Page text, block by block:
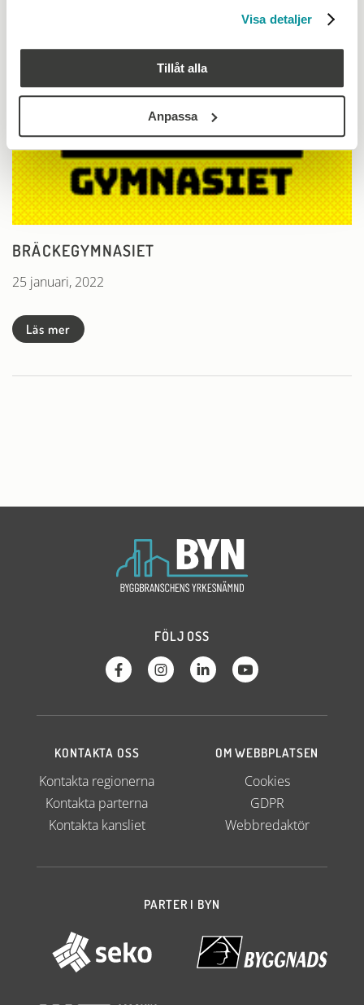
Visa detaljer
Tillåt alla
Anpassa
BRÄCKEGYMNASIET
25 januari, 2022
Läs mer
FÖLJ OSS
KONTAKTA OSS
Kontakta regionerna
Kontakta parterna
Kontakta kansliet
OM WEBBPLATSEN
Cookies
GDPR
Webbredaktör
PARTER I BYN